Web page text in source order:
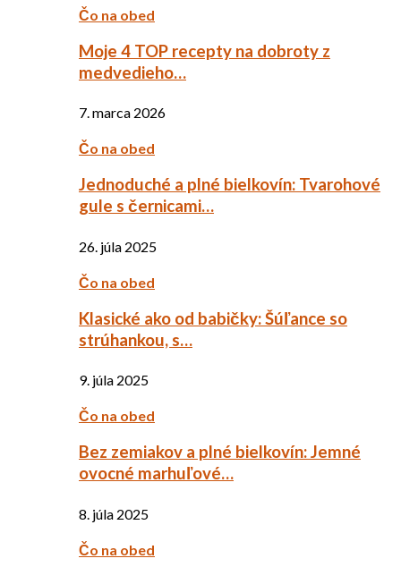
Čo na obed
Moje 4 TOP recepty na dobroty z
medvedieho…
7. marca 2026
Čo na obed
Jednoduché a plné bielkovín: Tvarohové
gule s černicami…
26. júla 2025
Čo na obed
Klasické ako od babičky: Šúľance so
strúhankou, s…
9. júla 2025
Čo na obed
Bez zemiakov a plné bielkovín: Jemné
ovocné marhuľové…
8. júla 2025
Čo na obed